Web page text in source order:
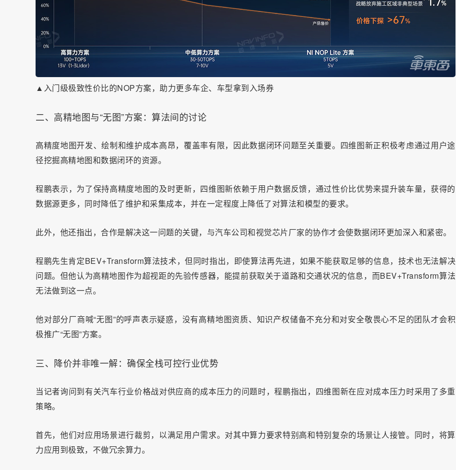
▲入门级极致性价比的NOP方案，助力更多车企、车型拿到入场券
二、高精地图与“无图”方案：算法间的讨论
高精度地图开发、绘制和维护成本高昂，覆盖率有限，因此数据闭环问题至关重要。四维图新正积极考虑通过用户途
径挖掘高精地图和数据闭环的资源。
程鹏表示，为了保持高精度地图的及时更新，四维图新依赖于用户数据反馈，通过性价比优势来提升装车量，获得的
数据源更多，同时降低了维护和采集成本，并在一定程度上降低了对算法和模型的要求。
此外，他还指出，合作是解决这一问题的关键，与汽车公司和视觉芯片厂家的协作才会使数据闭环更加深入和紧密。
程鹏先生肯定BEV+Transform算法技术，但同时指出，即使算法再先进，如果不能获取足够的信息，技术也无法解决
问题。但他认为高精地图作为超视距的先验传感器，能提前获取关于道路和交通状况的信息，而BEV+Transform算法
无法做到这一点。
他对部分厂商喊“无图”的呼声表示疑惑，没有高精地图资质、知识产权储备不充分和对安全敬畏心不足的团队才会积
极推广“无图”方案。
三、降价并非唯一解：确保全栈可控行业优势
当记者询问到有关汽车行业价格战对供应商的成本压力的问题时，程鹏指出，四维图新在应对成本压力时采用了多重
策略。
首先，他们对应用场景进行裁剪，以满足用户需求。对其中算力要求特别高和特别复杂的场景让人接管。同时，将算
力应用到极致，不做冗余算力。